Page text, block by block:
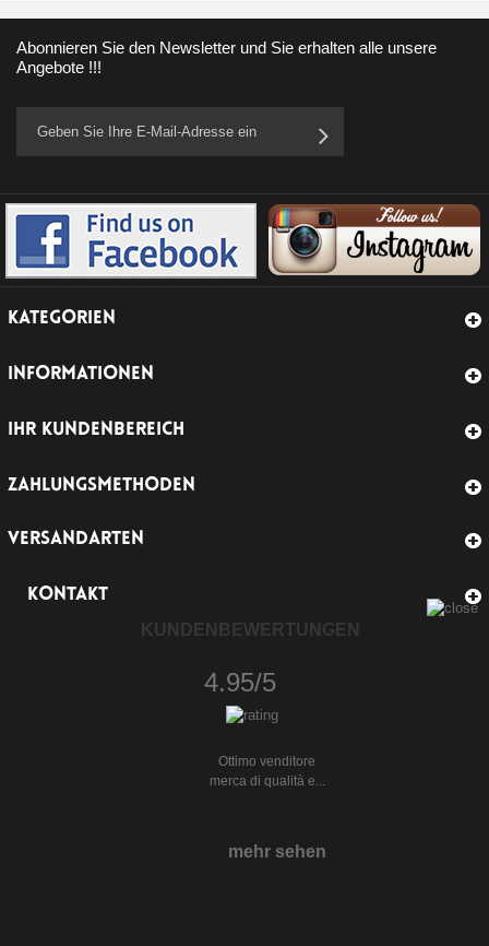
Abonnieren Sie den Newsletter und Sie erhalten alle unsere
Angebote !!!
KATEGORIEN
INFORMATIONEN
IHR KUNDENBEREICH
ZAHLUNGSMETHODEN
VERSANDARTEN
KONTAKT
KUNDENBEWERTUNGEN
4.95/5
Ottimo venditore
merca di qualità e...
mehr sehen